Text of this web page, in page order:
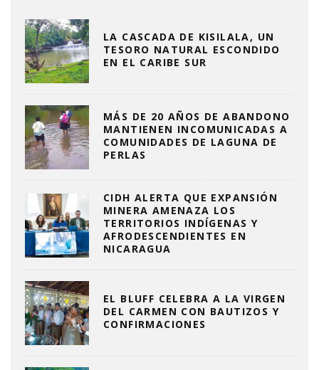
LA CASCADA DE KISILALA, UN
TESORO NATURAL ESCONDIDO
EN EL CARIBE SUR
MÁS DE 20 AÑOS DE ABANDONO
MANTIENEN INCOMUNICADAS A
COMUNIDADES DE LAGUNA DE
PERLAS
CIDH ALERTA QUE EXPANSIÓN
MINERA AMENAZA LOS
TERRITORIOS INDÍGENAS Y
AFRODESCENDIENTES EN
NICARAGUA
EL BLUFF CELEBRA A LA VIRGEN
DEL CARMEN CON BAUTIZOS Y
CONFIRMACIONES